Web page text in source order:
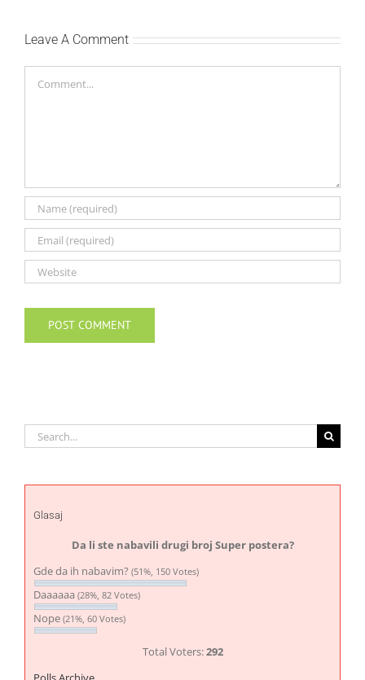
Leave A Comment
Search
for:
Glasaj
Da li ste nabavili drugi broj Super postera?
Gde da ih nabavim? (51%, 150 Votes)
Daaaaaa (28%, 82 Votes)
Nope (21%, 60 Votes)
Total Voters:292